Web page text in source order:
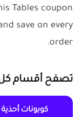
Tables coupon
save on every
order.
تصفح أقسام كل
كوبونات